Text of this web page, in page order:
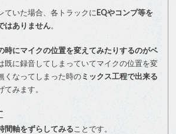
ていた場合、各トラックにEQやコンプ等を
はありません。
時にマイクの位置を変えてみたりするのがベ
既に録音してしまっていてマイクの位置を変
くなってしまった時のミックス工程で出来る
てみます。
間軸をずらしてみる ことです。